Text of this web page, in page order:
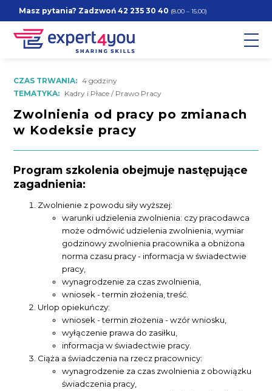
Masz pytania? Zadzwoń42 235 30 40 (8.00 – 15.00)
CZAS TRWANIA: 4 godziny
TEMATYKA: Kadry i Płace / Prawo Pracy
Zwolnienia od pracy po zmianach
w Kodeksie pracy
Program szkolenia obejmuje następujące
zagadnienia:
Zwolnienie z powodu siły wyższej:
warunki udzielenia zwolnienia: czy pracodawca
może odmówić udzielenia zwolnienia, wymiar
godzinowy zwolnienia pracownika a obniżona
norma czasu pracy - informacja w świadectwie
pracy,
wynagrodzenie za czas zwolnienia,
wniosek - termin złożenia, treść.
Urlop opiekuńczy:
wniosek - termin złożenia - wzór wniosku,
wyłączenie prawa do zasiłku,
informacja w świadectwie pracy.
Ciąża a świadczenia na rzecz pracownicy:
wynagrodzenie za czas zwolnienia z obowiązku
świadczenia pracy,